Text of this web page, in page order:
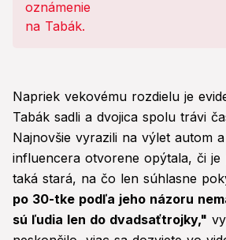
Napriek vekovému rozdielu je
Tabák sadli a dvojica spolu trávi
Najnovšie vyrazili na výlet autom
influencera otvorene opýtala, či je
taká stará, na čo len súhlasne
po 30-tke podľa jeho názoru
sú ľudia len do dvadsaťtrojky,"